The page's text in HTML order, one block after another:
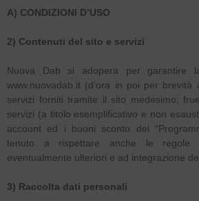
A) CONDIZIONI D’USO
2) Contenuti del sito e servizi
Nuova Dab si adopera per garantire
www.nuovadab.it (d’ora in poi per brevità
servizi forniti tramite il sito medesimo;
servizi (a titolo esemplificativo e non
account ed i buoni sconto del
tenuto a rispettare anche le regole
eventualmente ulteriori e ad integrazione
3) Raccolta dati personali